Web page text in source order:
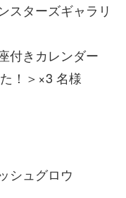
スターズギャラリ
付きカレンダー
！＞×3 名様
シュグロウ